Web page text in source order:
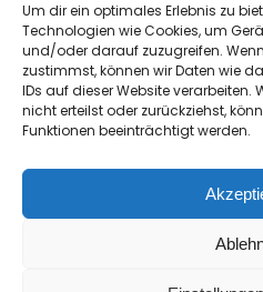
Um dir ein optimales Erlebnis zu
Technologien wie Cookies, um
und/oder darauf zuzugreifen.
zustimmst, können wir Daten wie
IDs auf dieser Website verarbeiten.
nicht erteilst oder zurückziehst,
Funktionen beeinträchtigt werden.
Betriebsdatenerfassung
BDE
Produktionsdaten in